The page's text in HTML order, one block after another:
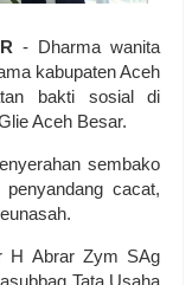
- Dharma wanita
kabupaten Aceh
bakti sosial di
Aceh Besar.
sembako
cacat,
H Abrar Zym SAg
Tata Usaha